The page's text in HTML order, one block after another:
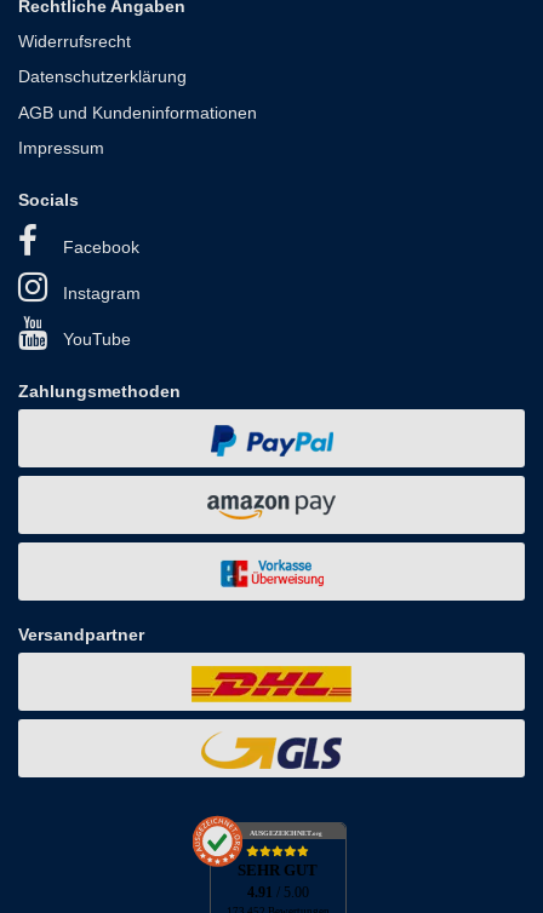
Rechtliche Angaben
Widerrufsrecht
Datenschutzerklärung
AGB und Kundeninformationen
Impressum
Socials
Facebook
Instagram
YouTube
Zahlungsmethoden
Versandpartner
AUSGEZEICHNET.org
SEHR GUT
4.91 / 5.00